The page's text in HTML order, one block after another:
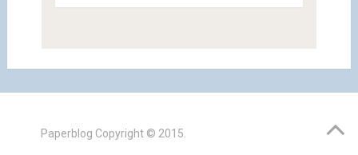
Paperblog Copyright © 2015.